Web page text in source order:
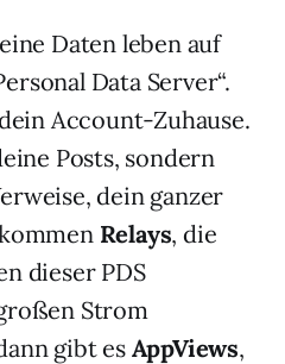
Daten leben auf
Data Server“.
Account-Zuhause.
Posts, sondern
dein ganzer
Relays, die
dieser PDS
Strom
gibt es AppViews,